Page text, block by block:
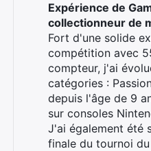
Expérience de
collectionneur de
Fort d'une solide
compétition avec
compteur, j'ai
catégories :
depuis l'âge de 9
sur consoles
J'ai également été
finale du tournoi